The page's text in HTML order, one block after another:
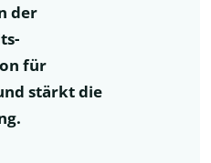
der
für
stärkt die